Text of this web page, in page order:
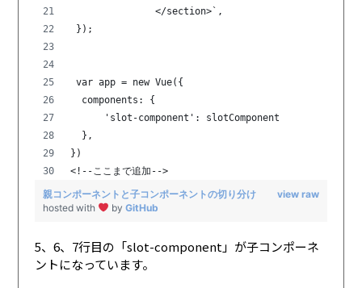
               </section>`,
});
var app = new Vue({
  components: {
      'slot-component': slotComponent
  },
})
<!--ここまで追加-->
view raw
親コンポーネントと子コンポーネントの切り分け
hosted with
byGitHub
5、6、7行目の「slot-component」が子コンポーネ
ントになっています。